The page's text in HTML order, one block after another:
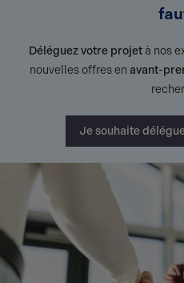
Déléguez votre projetà nos
nouvelles offres en avant-
Je souhaite